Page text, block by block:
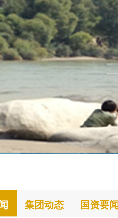
集团动态 国资要闻